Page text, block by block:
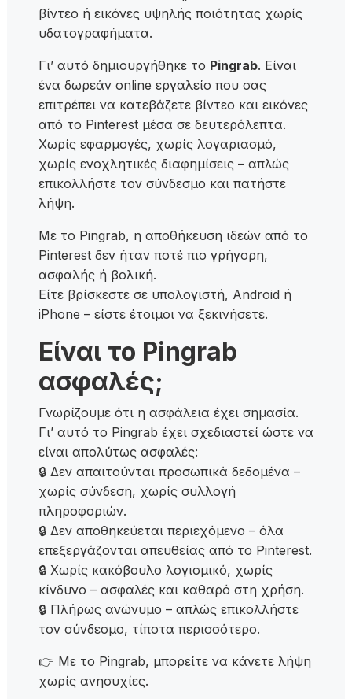
βίντεο ή εικόνες υψηλής ποιότητας χωρίς
υδατογραφήματα.
Γι’ αυτό δημιουργήθηκε το Pingrab. Είναι
ένα δωρεάν online εργαλείο που σας
επιτρέπει να κατεβάζετε βίντεο και εικόνες
από το Pinterest μέσα σε δευτερόλεπτα.
Χωρίς εφαρμογές, χωρίς λογαριασμό,
χωρίς ενοχλητικές διαφημίσεις – απλώς
επικολλήστε τον σύνδεσμο και πατήστε
λήψη.
Με το Pingrab, η αποθήκευση ιδεών από το
Pinterest δεν ήταν ποτέ πιο γρήγορη,
ασφαλής ή βολική.
Είτε βρίσκεστε σε υπολογιστή, Android ή
iPhone – είστε έτοιμοι να ξεκινήσετε.
Είναι το Pingrab
ασφαλές;
Γνωρίζουμε ότι η ασφάλεια έχει σημασία.
Γι’ αυτό το Pingrab έχει σχεδιαστεί ώστε να
είναι απολύτως ασφαλές:
🔒 Δεν απαιτούνται προσωπικά δεδομένα –
χωρίς σύνδεση, χωρίς συλλογή
πληροφοριών.
🔒 Δεν αποθηκεύεται περιεχόμενο – όλα
επεξεργάζονται απευθείας από το Pinterest.
🔒 Χωρίς κακόβουλο λογισμικό, χωρίς
κίνδυνο – ασφαλές και καθαρό στη χρήση.
🔒 Πλήρως ανώνυμο – απλώς επικολλήστε
τον σύνδεσμο, τίποτα περισσότερο.
👉 Με το Pingrab, μπορείτε να κάνετε λήψη
χωρίς ανησυχίες.